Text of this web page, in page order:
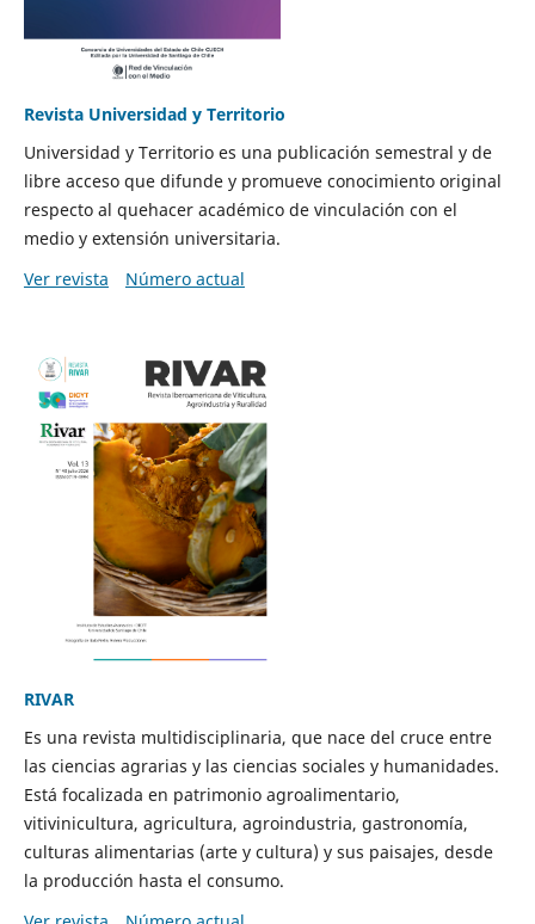
Revista Universidad y Territorio
Universidad y Territorio es una publicación semestral y de
libre acceso que difunde y promueve conocimiento original
respecto al quehacer académico de vinculación con el
medio y extensión universitaria.
Ver revista
Número actual
RIVAR
Es una revista multidisciplinaria, que nace del cruce entre
las ciencias agrarias y las ciencias sociales y humanidades.
Está focalizada en patrimonio agroalimentario,
vitivinicultura, agricultura, agroindustria, gastronomía,
culturas alimentarias (arte y cultura) y sus paisajes, desde
la producción hasta el consumo.